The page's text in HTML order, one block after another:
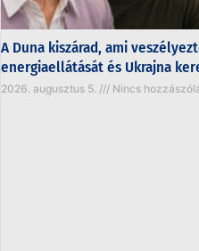
A Duna kiszárad, ami
energiaellátását és Ukrajna
2026. augusztus 5. Nincs